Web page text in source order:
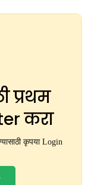
प्रथम
करा
कृपया Login